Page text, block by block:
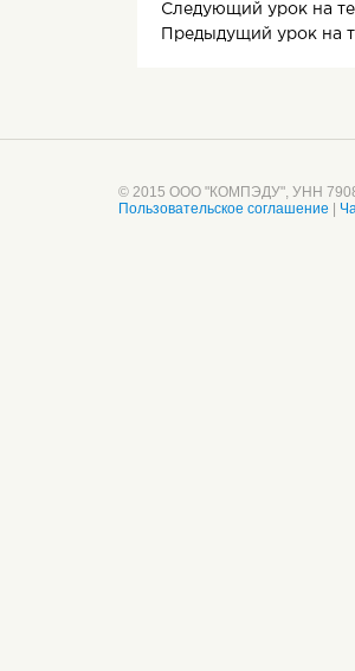
Следующий урок на
Предыдущий урок на
© 2015 ООО "КОМПЭДУ", УНН
Пользовательское соглашение